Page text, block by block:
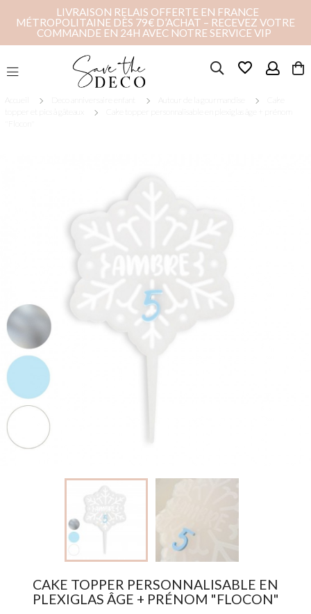
LIVRAISON RELAIS OFFERTE EN FRANCE
MÉTROPOLITAINE DÈS 79€ D’ACHAT – RECEVEZ VOTRE
COMMANDE EN 24H AVEC NOTRE SERVICE VIP
favorite_border
Accueil Deco anniversaire enfant Autour de la gourmandise
Cake
topper et pics à gâteaux
Cake topper personnalisable en plexiglas âge + prénom
CAKE TOPPER PERSONNALISABLE EN
PLEXIGLAS ÂGE + PRÉNOM "FLOCON"